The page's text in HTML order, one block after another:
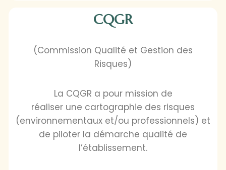
CQGR
(Commission Qualité et Gestion des
Risques)
La CQGR a pour mission de
réaliser une cartographie des risques
(environnementaux et/ou professionnels) et
de piloter la démarche qualité de
l’établissement.